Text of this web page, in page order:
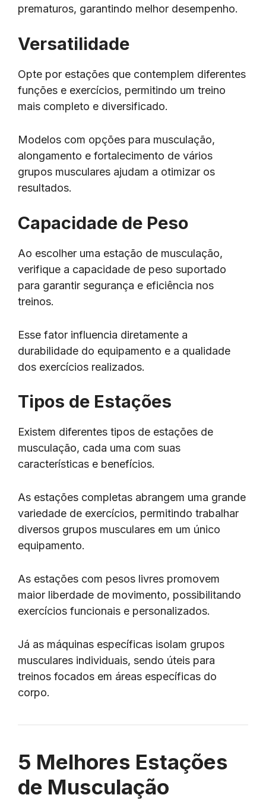
prematuros, garantindo melhor desempenho.
Versatilidade
Opte por estações que contemplem diferentes
funções e exercícios, permitindo um treino
mais completo e diversificado.
Modelos com opções para musculação,
alongamento e fortalecimento de vários
grupos musculares ajudam a otimizar os
resultados.
Capacidade de Peso
Ao escolher uma estação de musculação,
verifique a capacidade de peso suportado
para garantir segurança e eficiência nos
treinos.
Esse fator influencia diretamente a
durabilidade do equipamento e a qualidade
dos exercícios realizados.
Tipos de Estações
Existem diferentes tipos de estações de
musculação, cada uma com suas
características e benefícios.
As estações completas abrangem uma grande
variedade de exercícios, permitindo trabalhar
diversos grupos musculares em um único
equipamento.
As estações com pesos livres promovem
maior liberdade de movimento, possibilitando
exercícios funcionais e personalizados.
Já as máquinas específicas isolam grupos
musculares individuais, sendo úteis para
treinos focados em áreas específicas do
corpo.
5 Melhores Estações
de Musculação